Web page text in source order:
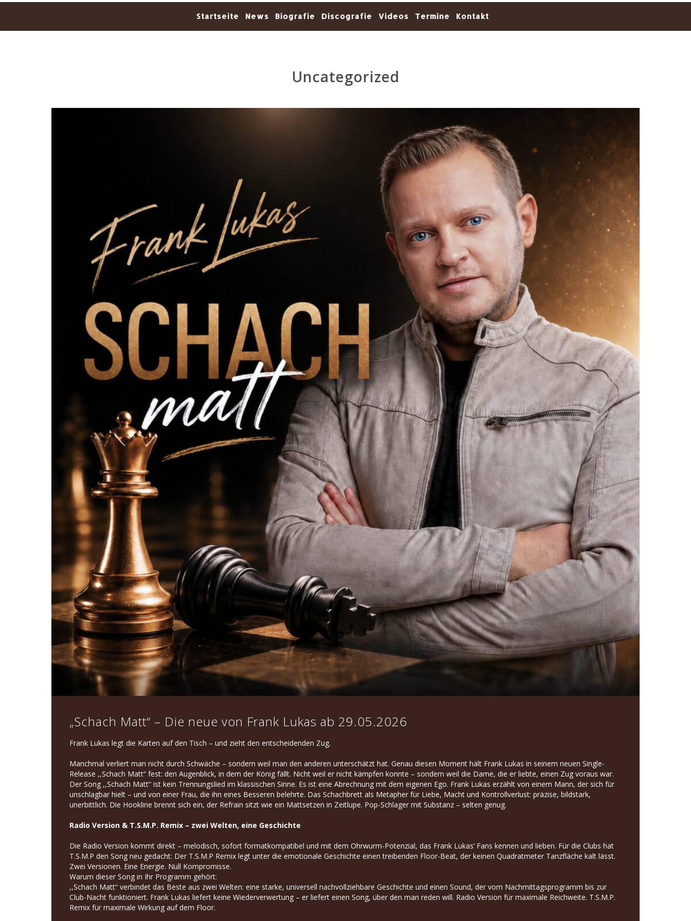
Startseite News Biografie Discografie Videos Termine Kontakt
Uncategorized
„Schach Matt“ – Die neue von Frank Lukas ab 29.05.2026
Frank Lukas legt die Karten auf den Tisch – und zieht den entscheidenden Zug.
Manchmal verliert man nicht durch Schwäche – sondern weil man den anderen unterschätzt hat. Genau diesen Moment hält Frank Lukas in seinem neuen Single-
Release ,,Schach Matt“ fest: den Augenblick, in dem der König fällt. Nicht weil er nicht kämpfen konnte – sondern weil die Dame, die er liebte, einen Zug voraus war.
Der Song ,,Schach Matt“ ist kein Trennungslied im klassischen Sinne. Es ist eine Abrechnung mit dem eigenen Ego. Frank Lukas erzählt von einem Mann, der sich für
unschlagbar hielt – und von einer Frau, die ihn eines Besseren belehrte. Das Schachbrett als Metapher für Liebe, Macht und Kontrollverlust: präzise, bildstark,
unerbittlich. Die Hookline brennt sich ein, der Refrain sitzt wie ein Mattsetzen in Zeitlupe. Pop-Schlager mit Substanz – selten genug.
Radio Version & T.S.M.P. Remix – zwei Welten, eine Geschichte
Die Radio Version kommt direkt – melodisch, sofort formatkompatibel und mit dem Ohrwurm-Potenzial, das Frank Lukas‘ Fans kennen und lieben. Für die Clubs hat
T.S.M.P den Song neu gedacht: Der T.S.M.P Remix legt unter die emotionale Geschichte einen treibenden Floor-Beat, der keinen Quadratmeter Tanzfläche kalt lässt.
Zwei Versionen. Eine Energie. Null Kompromisse.
Warum dieser Song in Ihr Programm gehört:
,,Schach Matt“ verbindet das Beste aus zwei Welten: eine starke, universell nachvollziehbare Geschichte und einen Sound, der vom Nachmittagsprogramm bis zur
Club-Nacht funktioniert. Frank Lukas liefert keine Wiederverwertung – er liefert einen Song, über den man reden will. Radio Version für maximale Reichweite. T.S.M.P.
Remix für maximale Wirkung auf dem Floor.